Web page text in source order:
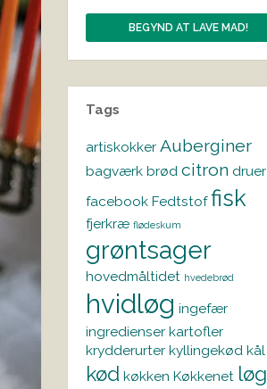
Tags
artiskokker Auberginer
bagværk brød citron druer
facebook Fedtstof fisk
fjerkræ flødeskum
grøntsager
hovedmåltidet hvedebrød
hvidløg ingefær
ingredienser kartofler
krydderurter kyllingekød kål
kød køkken Køkkenet løg